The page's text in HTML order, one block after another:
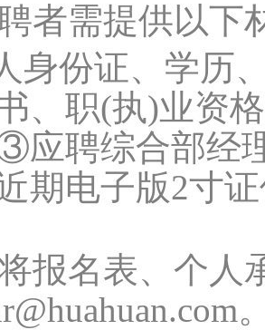
者需提供以下
身份证、学历
、职(执)业资
应聘综合部经
期电子版2寸
报名表、个人